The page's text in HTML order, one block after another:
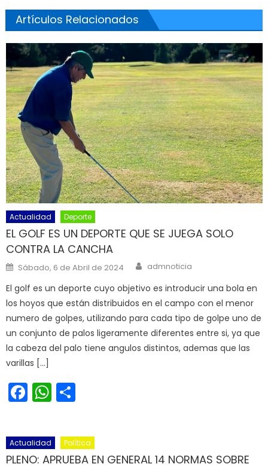
Artículos Relacionados
Actualidad Deporte
EL GOLF ES UN DEPORTE QUE SE JUEGA SOLO
CONTRA LA CANCHA
Posted on
Sábado, 6 de Abril de 2024 Author
admnoticia
El golf es un deporte cuyo objetivo es introducir una bola en
los hoyos que están distribuidos en el campo con el menor
numero de golpes, utilizando para cada tipo de golpe uno de
un conjunto de palos ligeramente diferentes entre si, ya que
la cabeza del palo tiene angulos distintos, ademas que las
varillas […]
Facebook
WhatsApp
Actualidad Política
PLENO: APRUEBA EN GENERAL 14 NORMAS SOBRE